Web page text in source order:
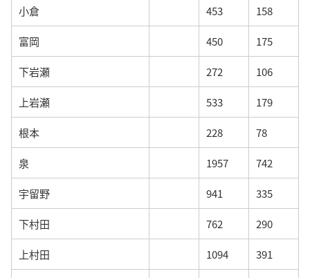
小倉 453 158
富岡 450 175
下岩瀬 272 106
上岩瀬 533 179
根本 228 78
泉 1957 742
宇留野 941 335
下村田 762 290
上村田 1094 391